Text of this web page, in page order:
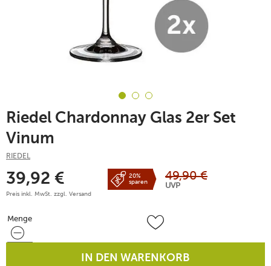
Riedel Chardonnay Glas 2er Set
Vinum
RIEDEL
39,92 €
Preis inkl. MwSt. zzgl. Versand
20%
sparen
49,90 €
UVP
Menge
Menge
IN DEN WARENKORB